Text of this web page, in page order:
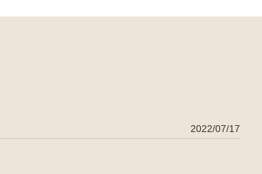
2022/07/17